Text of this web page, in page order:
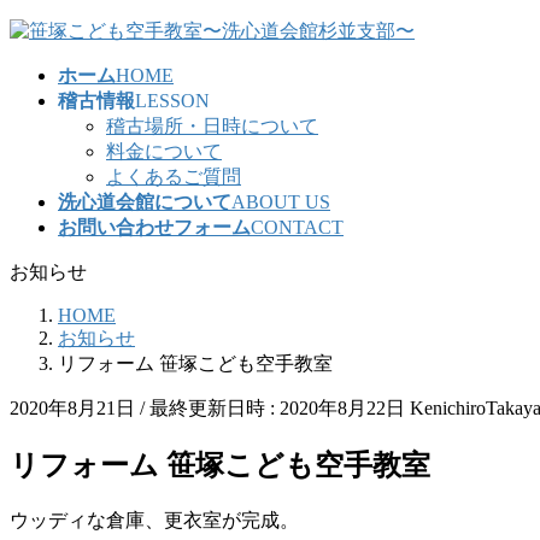
コ
ナ
ホームHOME
稽古情報LESSON
稽古場所・日時について
料金について
よくあるご質問
洗心道会館についてABOUT US
お問い合わせフォームCONTACT
お知らせ
HOME
お知らせ
リフォーム 笹塚こども空手教室
2020年8月21日 / 最終更新日時 : 2020年8月22日
リフォーム 笹塚こども空手教室
ウッディな倉庫、更衣室が完成。